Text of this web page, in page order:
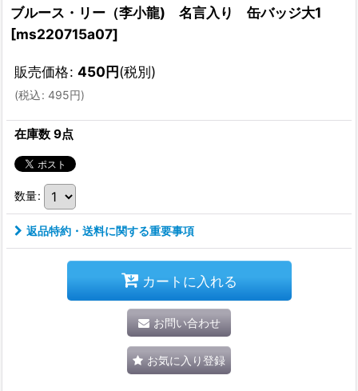
ブルース・リー（李小龍) 名言入り 缶バッジ大1
[ms220715a07]
販売価格: 450円(税別)
(税込: 495円)
在庫数 9点
数量:
返品特約・送料に関する重要事項
カートに入れる
お問い合わせ
お気に入り登録